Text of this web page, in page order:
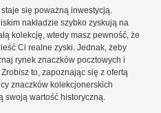
się poważną inwestycją.
nakładzie szybko zyskują na
kolekcję, wtedy masz pewność, że
Ci realne zyski. Jednak, żeby
rynek znaczków pocztowych i
to, zapoznając się z ofertą
znaczków kolekcjonerskich
swoją wartość historyczną.